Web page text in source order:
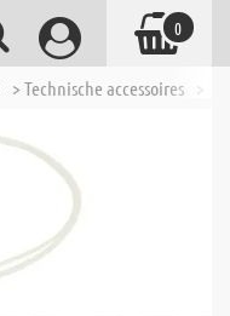
> Technische accessoires >
0